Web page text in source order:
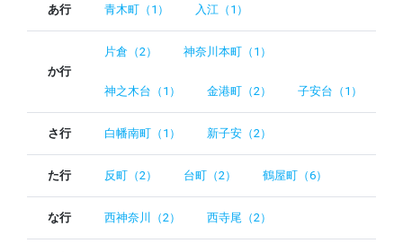
あ行 青木町（1） 入江（1）
か行
片倉（2） 神奈川本町（1）
神之木台（1） 金港町（2） 子安台（1）
さ行 白幡南町（1） 新子安（2）
た行 反町（2） 台町（2） 鶴屋町（6）
な行 西神奈川（2） 西寺尾（2）